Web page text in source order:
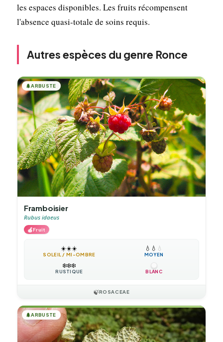
les espaces disponibles. Les fruits récompensent
l'absence quasi-totale de soins requis.
Autres espèces du genre Ronce
🌲ARBUSTE
Framboisier
Rubus idaeus
🍎Fruit
☀️☀️☀️
SOLEIL / MI-OMBRE
💧 💧 💧
MOYEN
❄️❄️❄️
RUSTIQUE BLANC
🍃ROSACEAE
🌲ARBUSTE